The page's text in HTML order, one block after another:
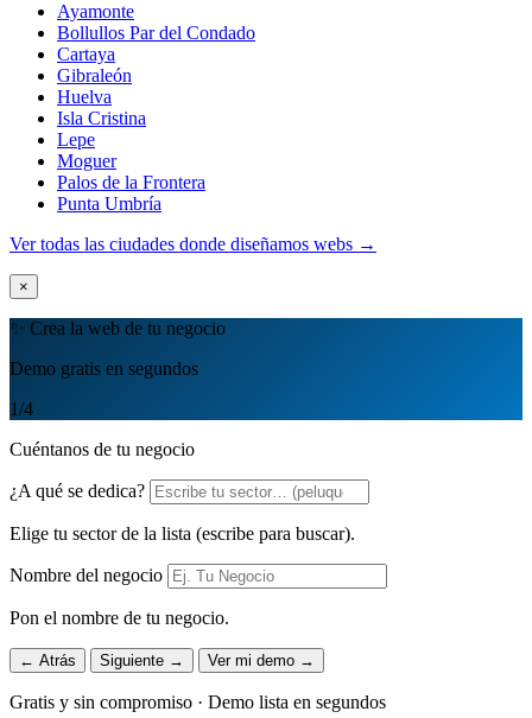
Ayamonte
Bollullos Par del Condado
Cartaya
Gibraleón
Huelva
Isla Cristina
Lepe
Moguer
Palos de la Frontera
Punta Umbría
Ver todas las ciudades donde diseñamos webs →
×
✨ Crea la web de tu negocio
Demo gratis en segundos
1/4
Cuéntanos de tu negocio
¿A qué se dedica?
Elige tu sector de la lista (escribe para buscar).
Nombre del negocio
Pon el nombre de tu negocio.
← Atrás Siguiente → Ver mi demo →
Gratis y sin compromiso · Demo lista en segundos